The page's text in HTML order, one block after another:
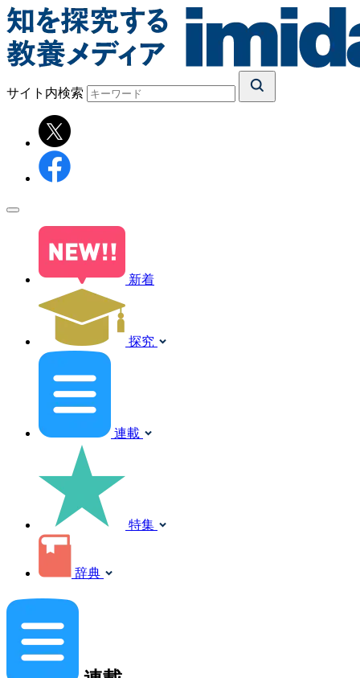
サイト内検索
新着
探究
連載
特集
辞典